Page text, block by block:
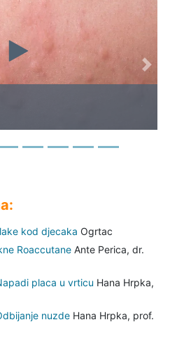
Next
kod djecaka Ogrtac
Roaccutane Ante Perica, dr.
placa u vrticu Hana Hrpka,
nuzde Hana Hrpka, prof.